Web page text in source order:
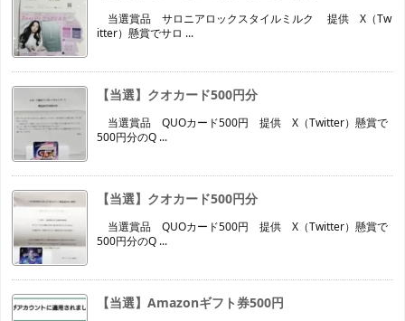
当選賞品 サロニアロックスタイルミルク 提供 X（Tw
itter）懸賞でサロ ...
【当選】クオカード500円分
当選賞品 QUOカード500円 提供 X（Twitter）懸賞で
500円分のQ ...
【当選】クオカード500円分
当選賞品 QUOカード500円 提供 X（Twitter）懸賞で
500円分のQ ...
【当選】Amazonギフト券500円